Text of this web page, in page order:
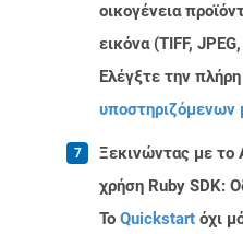
οικογένεια
εικόνα (TIFF,
Ελέγξτε την
Ξεκινώντας με το
χρήση Ruby SDK:
Το Quickstart όχι